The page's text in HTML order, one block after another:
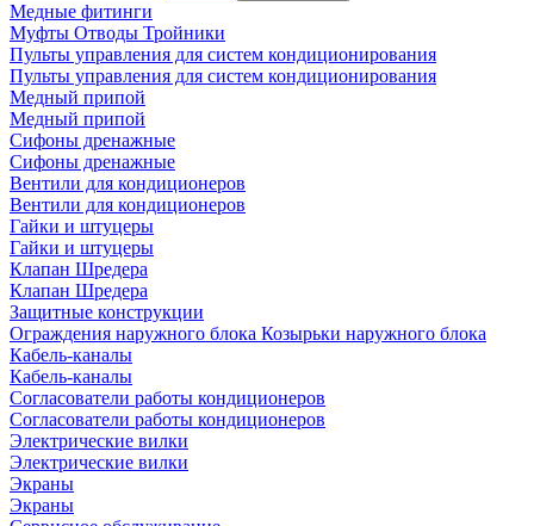
Медные фитинги
Муфты Отводы Тройники
Пульты управления для систем кондиционирования
Пульты управления для систем кондиционирования
Медный припой
Медный припой
Сифоны дренажные
Сифоны дренажные
Вентили для кондиционеров
Вентили для кондиционеров
Гайки и штуцеры
Гайки и штуцеры
Клапан Шредера
Клапан Шредера
Защитные конструкции
Ограждения наружного блока Козырьки наружного блока
Кабель-каналы
Кабель-каналы
Согласователи работы кондиционеров
Согласователи работы кондиционеров
Электрические вилки
Электрические вилки
Экраны
Экраны